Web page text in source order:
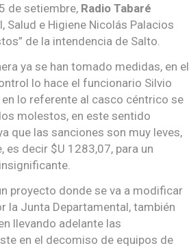
de setiembre, Radio Tabaré
e Higiene Nicolás Palacios
de la intendencia de Salto.
ya se han tomado medidas, en el
lo hace el funcionario Silvio
lo referente al casco céntrico se
molestos, en este sentido
que las sanciones son muy leves,
es decir $U 1283,07, para un
proyecto donde se va a modificar
la Junta Departamental, también
llevando adelante las
en el decomiso de equipos de